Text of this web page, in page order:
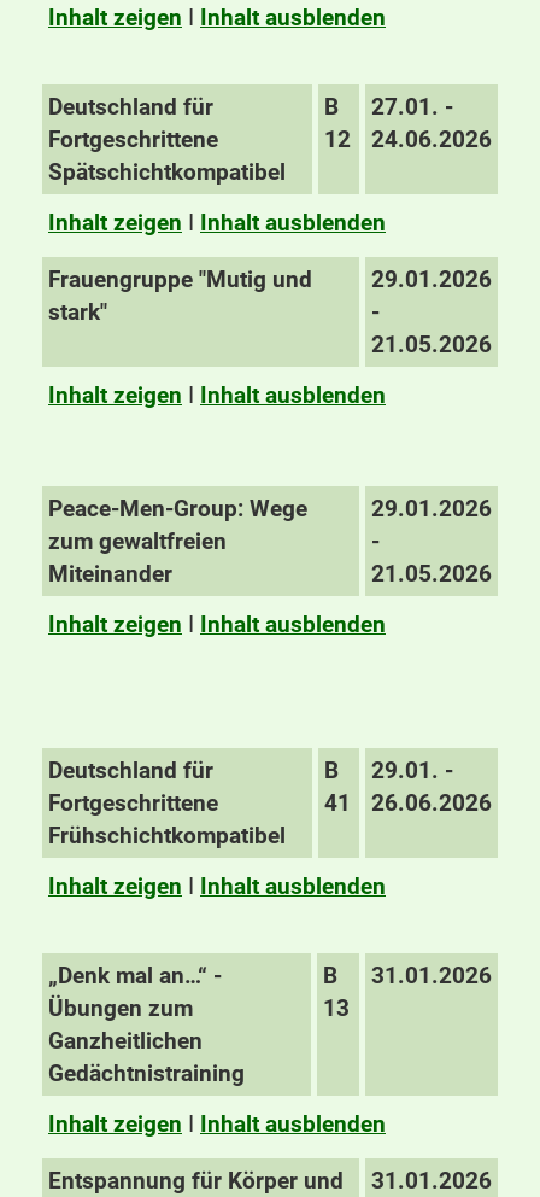
Inhalt zeigen I Inhalt ausblenden
Deutschland für
Fortgeschrittene
Spätschichtkompatibel
B
12
27.01. -
24.06.2026
Inhalt zeigen I Inhalt ausblenden
Frauengruppe "Mutig und
stark"
29.01.2026
-
21.05.2026
Inhalt zeigen I Inhalt ausblenden
Peace-Men-Group: Wege
zum gewaltfreien
Miteinander
29.01.2026
-
21.05.2026
Inhalt zeigen I Inhalt ausblenden
Deutschland für
Fortgeschrittene
Frühschichtkompatibel
B
41
29.01. -
26.06.2026
Inhalt zeigen I Inhalt ausblenden
„Denk mal an…“ -
Übungen zum
Ganzheitlichen
Gedächtnistraining
B
13
31.01.2026
Inhalt zeigen I Inhalt ausblenden
Entspannung für Körper und
31.01.2026